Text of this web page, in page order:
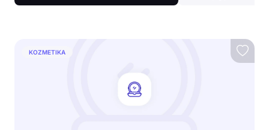
KOZMETIKA